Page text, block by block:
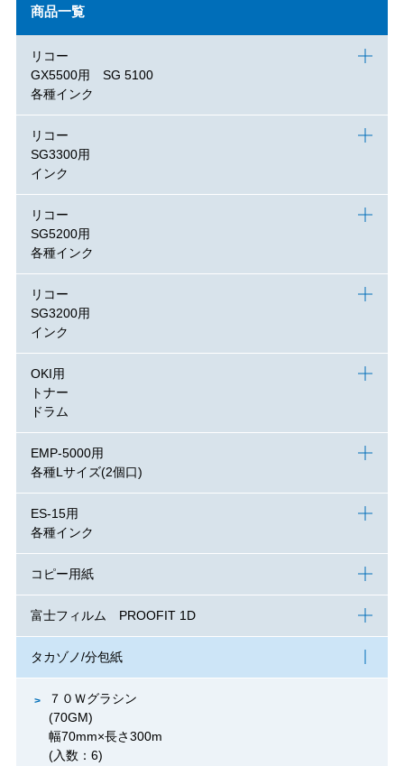
商品一覧
リコー
GX5500用 SG 5100
各種インク
リコー
SG3300用
インク
リコー
SG5200用
各種インク
リコー
SG3200用
インク
OKI用
トナー
ドラム
EMP-5000用
各種Lサイズ(2個口)
ES-15用
各種インク
コピー用紙
富士フィルム PROOFIT 1D
タカゾノ/分包紙
７０Ｗグラシン
(70GM)
幅70mm×長さ300m
(入数：6)